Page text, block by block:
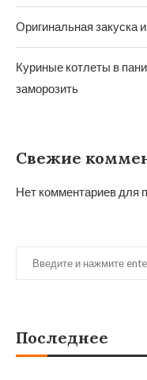
Оригинальная закуска
Куриные котлеты в
заморозить
Свежие
Нет комментариев для
Последнее